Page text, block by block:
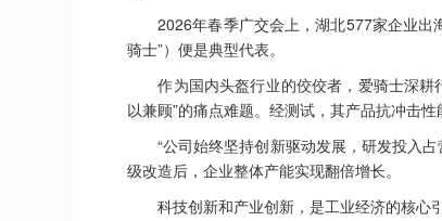
2026年春季广交会上，湖北577家企业出海
骑士”）便是典型代表。
作为国内头盔行业的佼佼者，爱骑士深耕
以兼顾”的痛点难题。经测试，其产品抗冲击
“公司始终坚持创新驱动发展，研发投入占
级改造后，企业整体产能实现翻倍增长。
科技创新和产业创新，是工业经济的核心引